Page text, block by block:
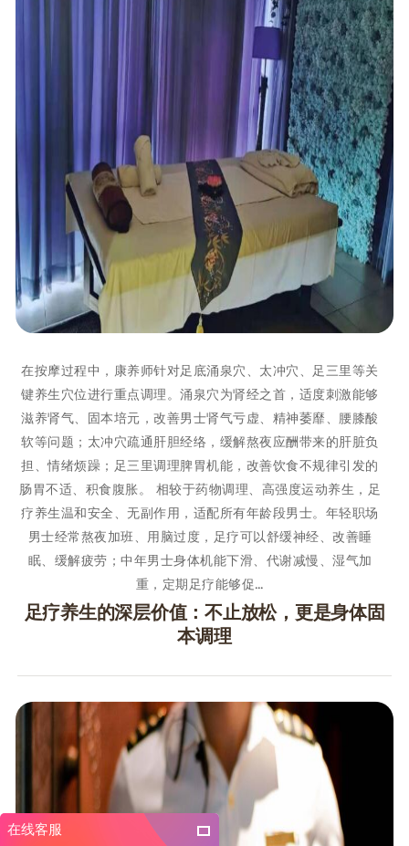
在线客服
在按摩过程中，康养师针对足底涌泉穴、太冲穴、足三里等关
键养生穴位进行重点调理。涌泉穴为肾经之首，适度刺激能够
滋养肾气、固本培元，改善男士肾气亏虚、精神萎靡、腰膝酸
软等问题；太冲穴疏通肝胆经络，缓解熬夜应酬带来的肝脏负
担、情绪烦躁；足三里调理脾胃机能，改善饮食不规律引发的
肠胃不适、积食腹胀。 相较于药物调理、高强度运动养生，足
疗养生温和安全、无副作用，适配所有年龄段男士。年轻职场
男士经常熬夜加班、用脑过度，足疗可以舒缓神经、改善睡
眠、缓解疲劳；中年男士身体机能下滑、代谢减慢、湿气加
重，定期足疗能够促…
足疗养生的深层价值：不止放松，更是身体固
本调理